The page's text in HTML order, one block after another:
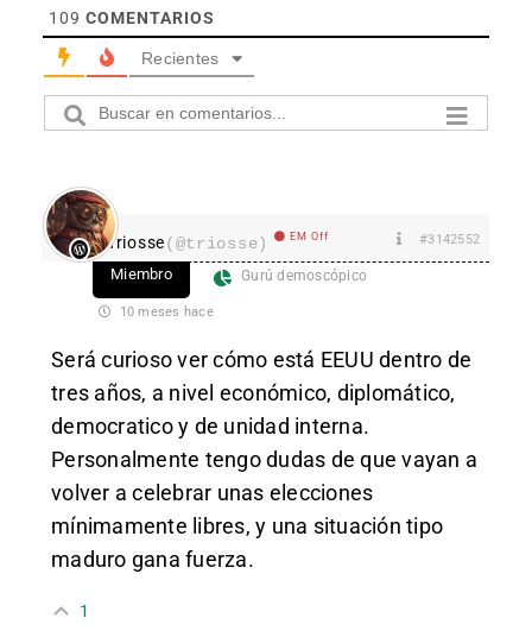
109 COMENTARIOS
Recientes
Triosse(@triosse) EM Off #3142552
Miembro Gurú demoscópico
10 meses hace
Será curioso ver cómo está EEUU dentro de
tres años, a nivel económico, diplomático,
democratico y de unidad interna.
Personalmente tengo dudas de que vayan a
volver a celebrar unas elecciones
mínimamente libres, y una situación tipo
maduro gana fuerza.
1